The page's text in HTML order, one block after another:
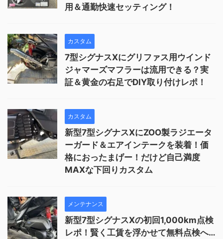
用＆通勤快速セッティング！
カスタム
7型シグナスXにグリファス用ウインド
ジャマーズマフラーは流用できる？実
証＆黄金の右足でDIY取り付けレポ！
カスタム
新型7型シグナスXにZOO製ラジエータ
ーガード＆エアインテークを装着！価
格におったまげー！だけど自己満度
MAXな下回りカスタム
メンテナンス
新型7型シグナスXの初回1,000km点検
レポ！賢く工賃を浮かせて無料点検へ…